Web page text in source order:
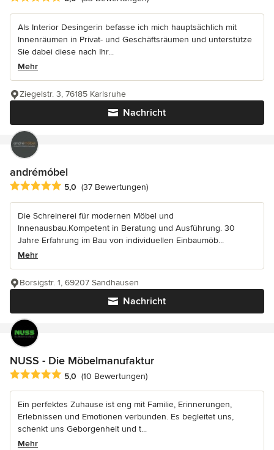
Als Interior Desingerin befasse ich mich hauptsächlich mit
Innenräumen in Privat- und Geschäftsräumen und unterstütze
Sie dabei diese nach Ihr...
Mehr
Nachricht
Ziegelstr. 3, 76185 Karlsruhe
andrémóbel
Durchschnittliche Bewertung: 5 von 5 Sternen
5,0 (37 Bewertungen)
Die Schreinerei für modernen Möbel und
Innenausbau.Kompetent in Beratung und Ausführung. 30
Jahre Erfahrung im Bau von individuellen Einbaumöb...
Mehr
Nachricht
Borsigstr. 1, 69207 Sandhausen
NUSS - Die Möbelmanufaktur
Durchschnittliche Bewertung: 5 von 5 Sternen
5,0 (10 Bewertungen)
Ein perfektes Zuhause ist eng mit Familie, Erinnerungen,
Erlebnissen und Emotionen verbunden. Es begleitet uns,
schenkt uns Geborgenheit und t...
Mehr